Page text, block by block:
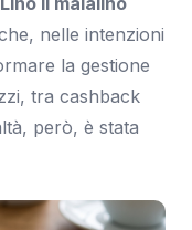
nelle intenzioni
la gestione
tra cashback
però, è stata